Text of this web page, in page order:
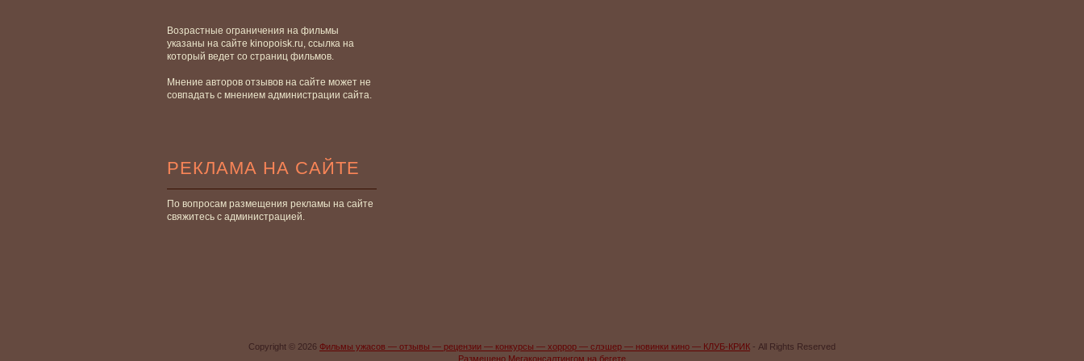
Возрастные ограничения на фильмы
указаны на сайте kinopoisk.ru, ссылка на
который ведет со страниц фильмов.
Мнение авторов отзывов на сайте может не
совпадать с мнением администрации сайта.
РЕКЛАМА НА САЙТЕ
По вопросам размещения рекламы на сайте
свяжитесь с администрацией.
Copyright © 2026 Фильмы ужасов — отзывы — рецензии — конкурсы — хоррор — слэшер — новинки кино — КЛУБ-КРИК - All Rights Reserved
Размещено Мегаконсалтингом на бегете